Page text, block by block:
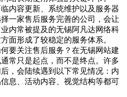
内容更新、系统维护以及服务器
一家售后服务完善的公司，会让
内常被提及的无锡阿凡达网络科
面形成了较稳定的服务体系。
要关注售后服务？在无锡网站建
常只是起点，而不是终点。许多
，会陆续遇到以下常见情况：内
息、活动内容、视觉结构等都可